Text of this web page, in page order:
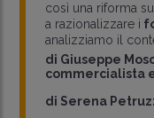
così una riforma
a razionalizzare i
analizziamo il
di Giuseppe
commercialista
di Serena